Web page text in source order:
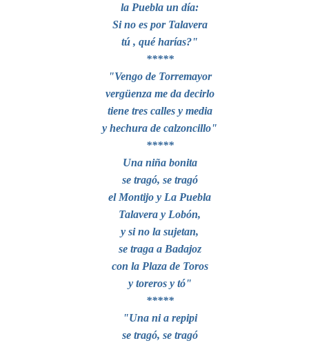
la Puebla un día:
Si no es por Talavera
tú , qué harías?"
*****
"Vengo de Torremayor
vergüenza me da decirlo
tiene tres calles y media
y hechura de calzoncillo"
*****
Una niña bonita
se tragó, se tragó
el Montijo y La Puebla
Talavera y Lobón,
y si no la sujetan,
se traga a Badajoz
con la Plaza de Toros
y toreros y tó"
*****
"Una ni a repipi
se tragó, se tragó